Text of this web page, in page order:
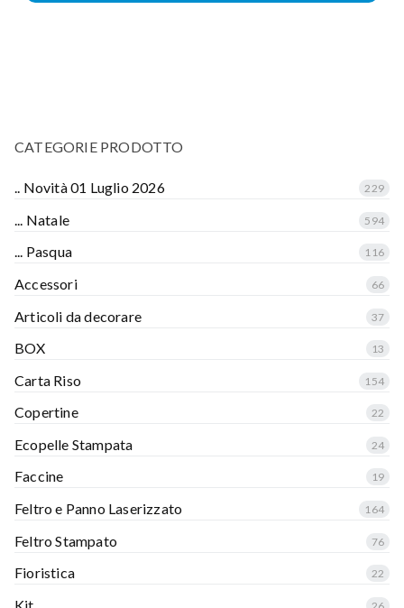
CATEGORIE PRODOTTO
.. Novità 01 Luglio 2026 229
... Natale 594
... Pasqua 116
Accessori 66
Articoli da decorare 37
BOX 13
Carta Riso 154
Copertine 22
Ecopelle Stampata 24
Faccine 19
Feltro e Panno Laserizzato 164
Feltro Stampato 76
Fioristica 22